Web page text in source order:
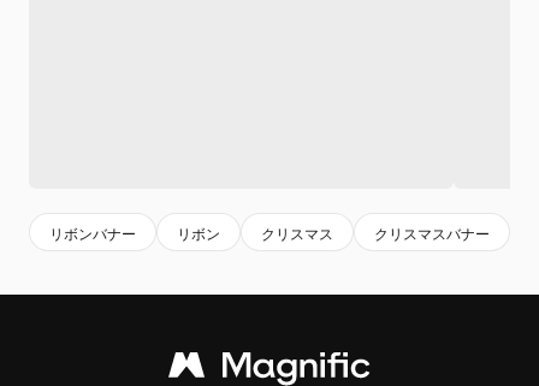
リボンバナー リボン クリスマス クリスマスバナー